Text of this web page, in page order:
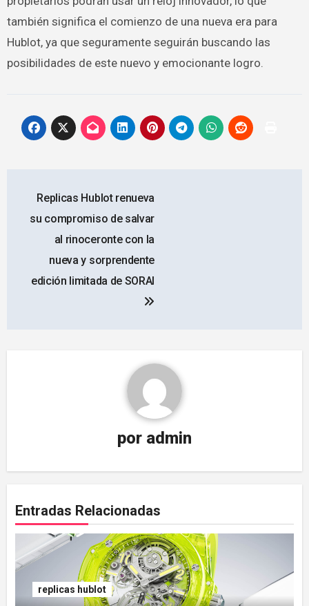
también significa el comienzo de una nueva era para
Hublot, ya que seguramente seguirán buscando las
posibilidades de este nuevo y emocionante logro.
de
entradas
Replicas Hublot renueva
su compromiso de salvar
al rinoceronte con la
nueva y sorprendente
edición limitada de SORAI
por admin
Entradas Relacionadas
replicas hublot